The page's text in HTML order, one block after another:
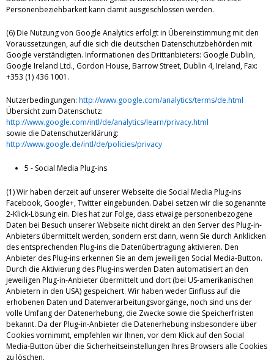
Personenbeziehbarkeit kann damit ausgeschlossen werden.
(6) Die Nutzung von Google Analytics erfolgt in Übereinstimmung mit den
Voraussetzungen, auf die sich die deutschen Datenschutzbehörden mit
Google verständigten. Informationen des Drittanbieters: Google Dublin,
Google Ireland Ltd., Gordon House, Barrow Street, Dublin 4, Ireland, Fax:
+353 (1) 436 1001.
Nutzerbedingungen: http://www.google.com/analytics/terms/de.html
Übersicht zum Datenschutz:
http://www.google.com/intl/de/analytics/learn/privacy.html
sowie die Datenschutzerklärung:
http://www.google.de/intl/de/policies/privacy
5 - Social Media Plug-ins
(1) Wir haben derzeit auf unserer Webseite die Social Media Plug-ins
Facebook, Google+, Twitter eingebunden. Dabei setzen wir die sogenannte
2-Klick-Lösung ein. Dies hat zur Folge, dass etwaige personenbezogene
Daten bei Besuch unserer Webseite nicht direkt an den Server des Plug-in-
Anbieters übermittelt werden, sondern erst dann, wenn Sie durch Anklicken
des entsprechenden Plug-ins die Datenübertragung aktivieren. Den
Anbieter des Plug-ins erkennen Sie an dem jeweiligen Social Media-Button.
Durch die Aktivierung des Plug-ins werden Daten automatisiert an den
jeweiligen Plug-in-Anbieter übermittelt und dort (bei US-amerikanischen
Anbietern in den USA) gespeichert. Wir haben weder Einfluss auf die
erhobenen Daten und Datenverarbeitungsvorgänge, noch sind uns der
volle Umfang der Datenerhebung, die Zwecke sowie die Speicherfristen
bekannt. Da der Plug-in-Anbieter die Datenerhebung insbesondere über
Cookies vornimmt, empfehlen wir Ihnen, vor dem Klick auf den Social
Media-Button über die Sicherheitseinstellungen Ihres Browsers alle Cookies
zu löschen.